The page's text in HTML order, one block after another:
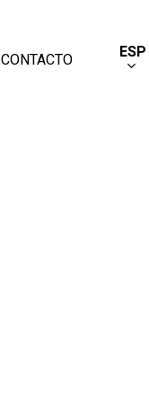
CONTACTO ESP